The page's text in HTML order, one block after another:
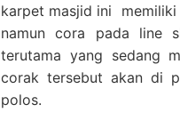
karpet masjid ini memiliki
namun cora pada line
terutama yang sedang
corak tersebut akan di
polos.